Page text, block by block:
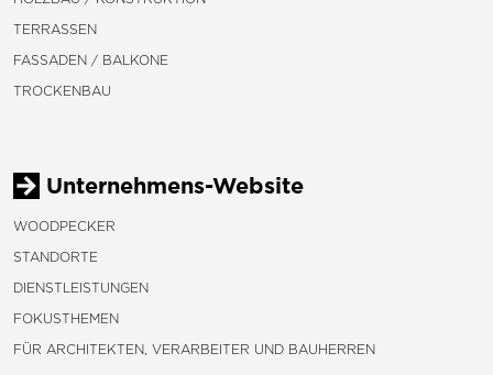
TERRASSEN
FASSADEN / BALKONE
TROCKENBAU
Unternehmens-Website
WOODPECKER
STANDORTE
DIENSTLEISTUNGEN
FOKUSTHEMEN
FÜR ARCHITEKTEN, VERARBEITER UND BAUHERREN